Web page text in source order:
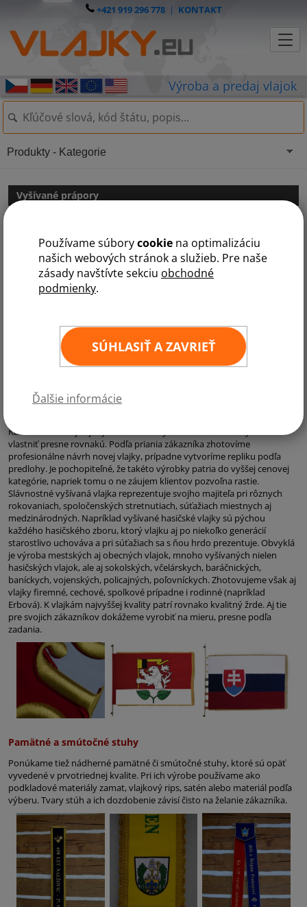
Používame súborycookie na optimalizáciu
našich webových stránok a služieb. Pre naše
zásady navštívte sekciu obchodné
podmienky.
SÚHLASIŤ A ZAVRIEŤ
Ďalšie informácie
+421 919 296 778| KONTAKT
Vyšívané prápory
RUČNÁ ČI STROJOVÁ VÝROBA VYŠÍVANÝCH VLAJOK:
Ponúkame výrobu vlajok, ktoré môžu vznikať aj viac ako jeden mesiac a
Každá takáto vlajka je rýdzim umeleckým dielom a nikto iný nemôže
vlastniť presne rovnakú. Podľa priania zákazníka zhotovíme
profesionálne návrh novej vlajky, prípadne vytvoríme repliku podľa
predlohy. Je pochopiteľné, že takéto výrobky patria do vyššej cenovej
kategórie, napriek tomu o ne záujem klientov pozvoľna rastie.
Slávnostné vyšívaná vlajka reprezentuje svojho majiteľa pri rôznych
rokovaniach, spoločenských stretnutiach, súťažiach miestnych aj
medzinárodných. Napríklad vyšívané hasičské vlajky sú pýchou
každého hasičského zboru, ktorý vlajku aj po niekoľko generácií
starostlivo uchováva a pri súťažiach sa s ňou hrdo prezentuje. Obvyklá
je výroba mestských aj obecných vlajok, mnoho vyšívaných nielen
hasičských vlajok, ale aj sokolských, včelárskych, baráčnických,
baníckych, vojenských, policajných, poľovníckych. Zhotovujeme však aj
vlajky firemné, cechové, spolkové prípadne i rodinné (napríklad
Erbová). K vlajkám najvyššej kvality patrí rovnako kvalitný žrde. Aj tie
pre svojich zákazníkov dokážeme vyrobiť na mieru, presne podľa
zadania.
Pamätné a smútočné stuhy
Ponúkame tiež nádherné pamätné či smútočné stuhy, ktoré sú opäť
vyvedené v prvotriednej kvalite. Pri ich výrobe používame ako
podkladové materiály zamat, vlajkový rips, satén alebo materiál podľa
výberu. Tvary stúh a ich dozdobenie závisí čisto na želanie zákazníka.
Produkty - Kategorie